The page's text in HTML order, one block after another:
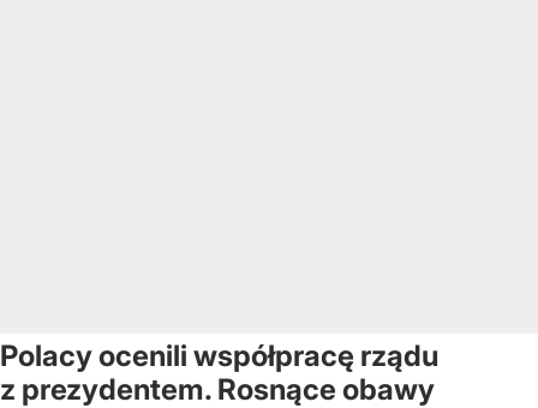
Polacy ocenili współpracę rządu
z prezydentem. Rosnące obawy